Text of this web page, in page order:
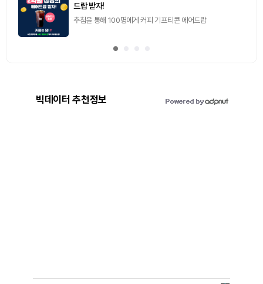
드랍 받자!
추첨을 통해 100명에게 커피 기프티콘 에어드랍
빅데이터 추천정보